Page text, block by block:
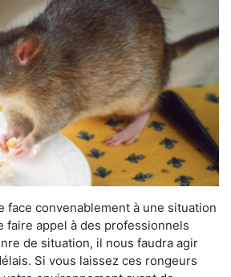
face convenablement à une situation
faire appel à des professionnels
de situation, il nous faudra agir
Si vous laissez ces rongeurs